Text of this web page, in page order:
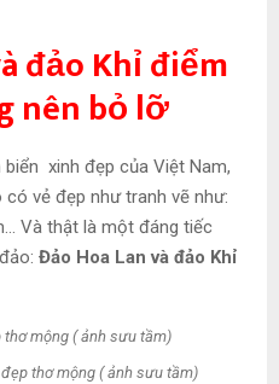
đảo Khỉ điểm
nên bỏ lỡ
xinh đẹp của Việt Nam,
vẻ đẹp như tranh vẽ như:
Và thật là một đáng tiếc
Đảo Hoa Lan và đảo Khỉ
thơ mộng ( ảnh sưu tầm)